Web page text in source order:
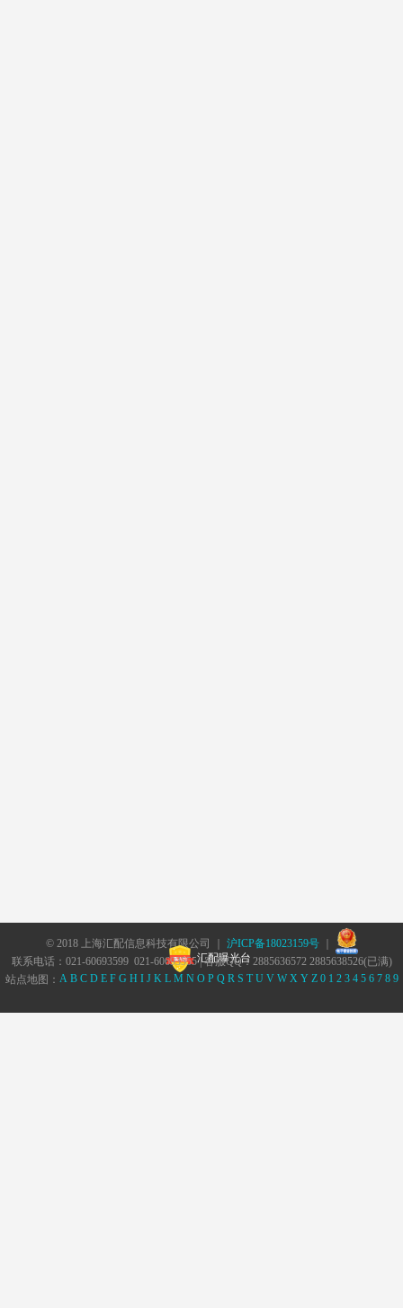
© 2018 上海汇配信息科技有限公司 ｜ 沪ICP备18023159号｜
汇配曝光台
联系电话：021-60693599 021-60693555 | 客服QQ：2885636572 2885638526(已满)
站点地图： A B C D E F G H I J K L M N O P Q R S T U V W X Y Z 0 1 2 3 4 5 6 7 8 9